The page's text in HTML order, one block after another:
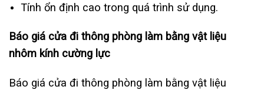
Tính ổn định cao trong quá trình sử dụng.
Báo giá cửa đi thông phòng làm bằng vật liệu
nhôm kính cường lực
Báo giá cửa đi thông phòng làm bằng vật liệu